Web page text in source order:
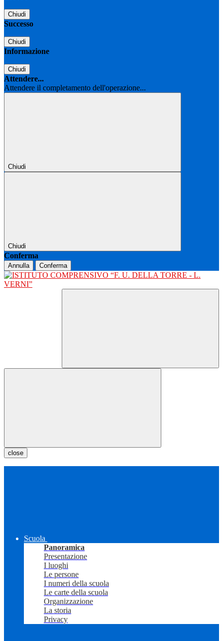
Chiudi
Successo
Chiudi
Informazione
Chiudi
Attendere...
Attendere il completamento dell'operazione...
Chiudi
Chiudi
Conferma
Annulla Conferma
close
Scuola
Panoramica
Presentazione
I luoghi
Le persone
I numeri della scuola
Le carte della scuola
Organizzazione
La storia
Privacy